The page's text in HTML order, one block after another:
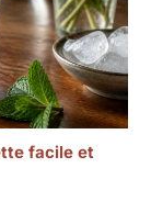
facile et